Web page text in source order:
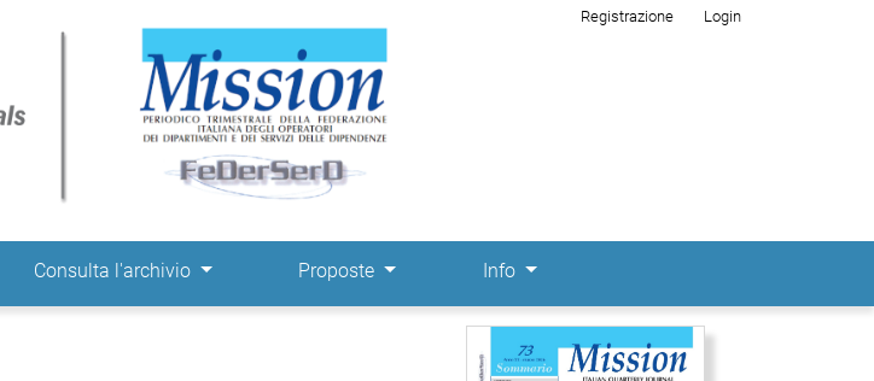
Registrazione Login
Consulta l'archivio Proposte Info
Immagine di copertina